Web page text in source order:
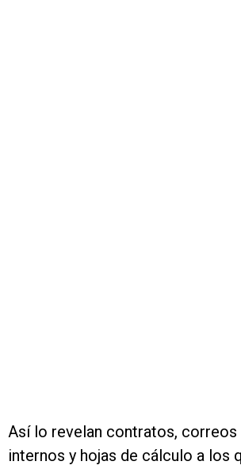
Así lo revelan contratos,
internos y hojas de cálculo a los